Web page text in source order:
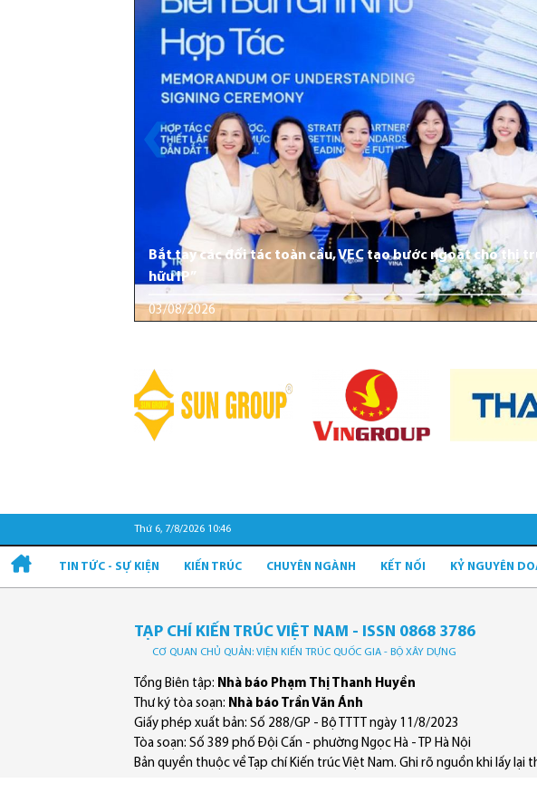
Bắt tay các đối tác toàn cầu, VEC tạo bước ngoặt cho thị
hữu IP”
03/08/2026
Thứ 6, 7/8/2026 10:46
TIN TỨC - SỰ KIỆN KIẾN TRÚC CHUYÊN NGÀNH KẾT NỐI KỶ NGUYÊN
TẠP CHÍ KIẾN TRÚC VIỆT NAM - ISSN 0868 3786
CƠ QUAN CHỦ QUẢN: VIỆN KIẾN TRÚC QUỐC GIA - BỘ XÂY DỰNG
Tổng Biên tập: Nhà báo Phạm Thị Thanh Huyền
Thư ký tòa soạn: Nhà báo Trần Văn Ánh
Giấy phép xuất bản: Số 288/GP - Bộ TTTT ngày 11/8/2023
Tòa soạn: Số 389 phố Đội Cấn - phường Ngọc Hà - TP Hà Nội
Bản quyền thuộc về Tạp chí Kiến trúc Việt Nam. Ghi rõ nguồn khi lấy lại